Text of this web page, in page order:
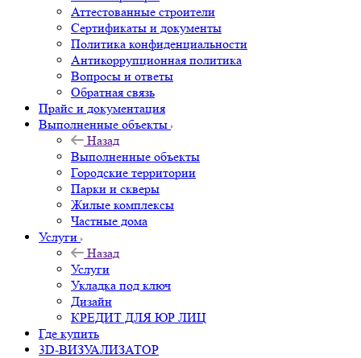
Аттестованные строители
Сертификаты и документы
Политика конфиденциальности
Антикоррупционная политика
Вопросы и ответы
Обратная связь
Прайс и документация
Выполненные объекты
Назад
Выполненные объекты
Городские территории
Парки и скверы
Жилые комплексы
Частные дома
Услуги
Назад
Услуги
Укладка под ключ
Дизайн
КРЕДИТ ДЛЯ ЮР ЛИЦ
Где купить
3D-ВИЗУАЛИЗАТОР